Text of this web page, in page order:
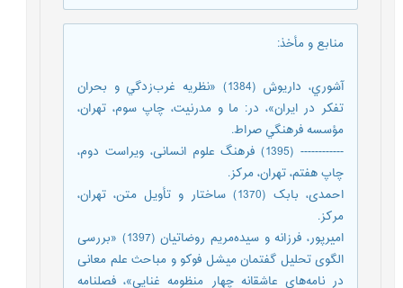
منابع و مأخذ:
آشوري، داريوش (1384) «نظريه غرب‌زدگي و بحران
تفكر در ايران»، در: ما و مدرنيت، چاپ سوم، تهران،
مؤسسه فرهنگي صراط.
------------ (1395) فرهنگ علوم انسانی، ویراست دوم،
چاپ هفتم، تهران، مرکز.
احمدی، بابک (1370) ساختار و تأویل متن، تهران،
مرکز.
امیرپور، فرزانه و سیده‌مریم روضاتیان (1397) «بررسی
الگوی تحلیل گفتمان میشل فوکو و مباحث علم معانی
در نامه‌های عاشقانه چهار منظومه غنایی»، فصلنامه